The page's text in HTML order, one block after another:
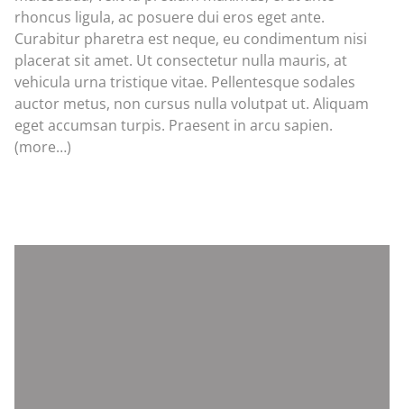
rhoncus ligula, ac posuere dui eros eget ante.
Curabitur pharetra est neque, eu condimentum nisi
placerat sit amet. Ut consectetur nulla mauris, at
vehicula urna tristique vitae. Pellentesque sodales
auctor metus, non cursus nulla volutpat ut. Aliquam
eget accumsan turpis. Praesent in arcu sapien.
(more…)